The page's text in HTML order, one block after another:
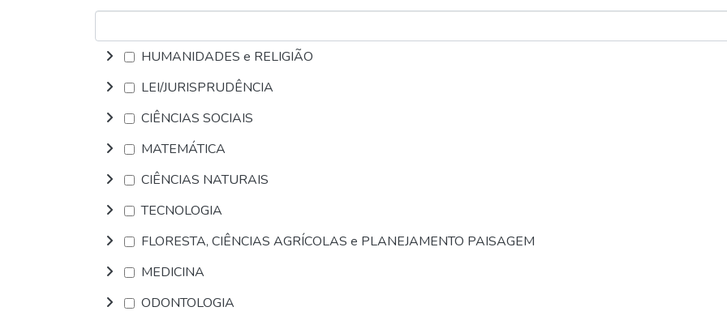
HUMANIDADES e RELIGIÃO
LEI/JURISPRUDÊNCIA
CIÊNCIAS SOCIAIS
MATEMÁTICA
CIÊNCIAS NATURAIS
TECNOLOGIA
FLORESTA, CIÊNCIAS AGRÍCOLAS e PLANEJAMENTO PAISAGEM
MEDICINA
ODONTOLOGIA